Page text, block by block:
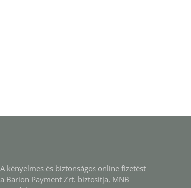
A kényelmes és biztonságos online fizetést
a Barion Payment Zrt. biztosítja, MNB